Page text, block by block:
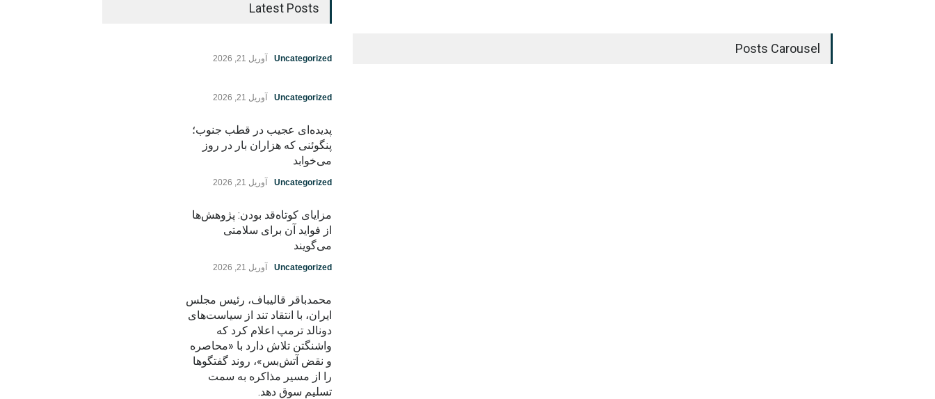
Posts Carousel
Latest Posts
Uncategorized آوریل 21, 2026
Uncategorized آوریل 21, 2026
پدیده‌ای عجیب در قطب جنوب؛
پنگوئنی که هزاران بار در روز
می‌خوابد
Uncategorized آوریل 21, 2026
مزایای کوتاه‌قد بودن: پژوهش‌ها
از فواید آن برای سلامتی
می‌گویند
Uncategorized آوریل 21, 2026
محمدباقر قالیباف، رئیس مجلس
ایران، با انتقاد تند از سیاست‌های
دونالد ترمپ اعلام کرد که
واشنگتن تلاش دارد با «محاصره
و نقض آتش‌بس»، روند گفتگوها
را از مسیر مذاکره به سمت
تسلیم سوق دهد.